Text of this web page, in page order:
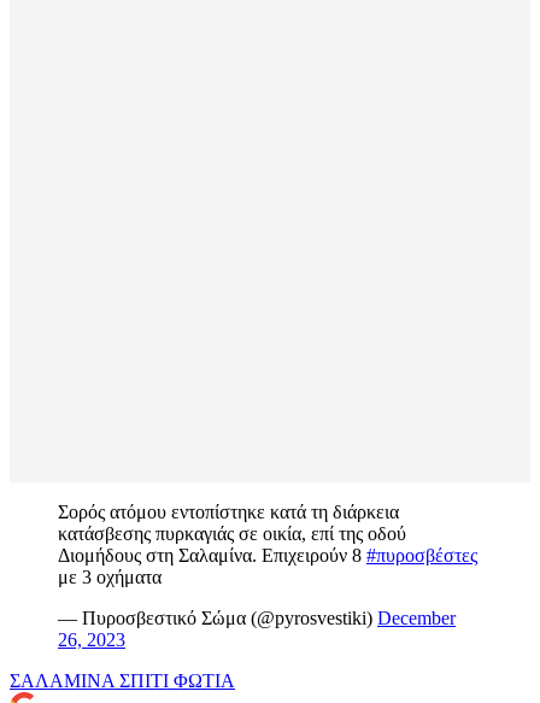
Σορός ατόμου εντοπίστηκε κατά τη διάρκεια
κατάσβεσης πυρκαγιάς σε οικία, επί της οδού
Διομήδους στη Σαλαμίνα. Επιχειρούν 8 #πυροσβέστες
με 3 οχήματα
— Πυροσβεστικό Σώμα (@pyrosvestiki) December
26, 2023
ΣΑΛΑΜΙΝΑ ΣΠΙΤΙ ΦΩΤΙΑ